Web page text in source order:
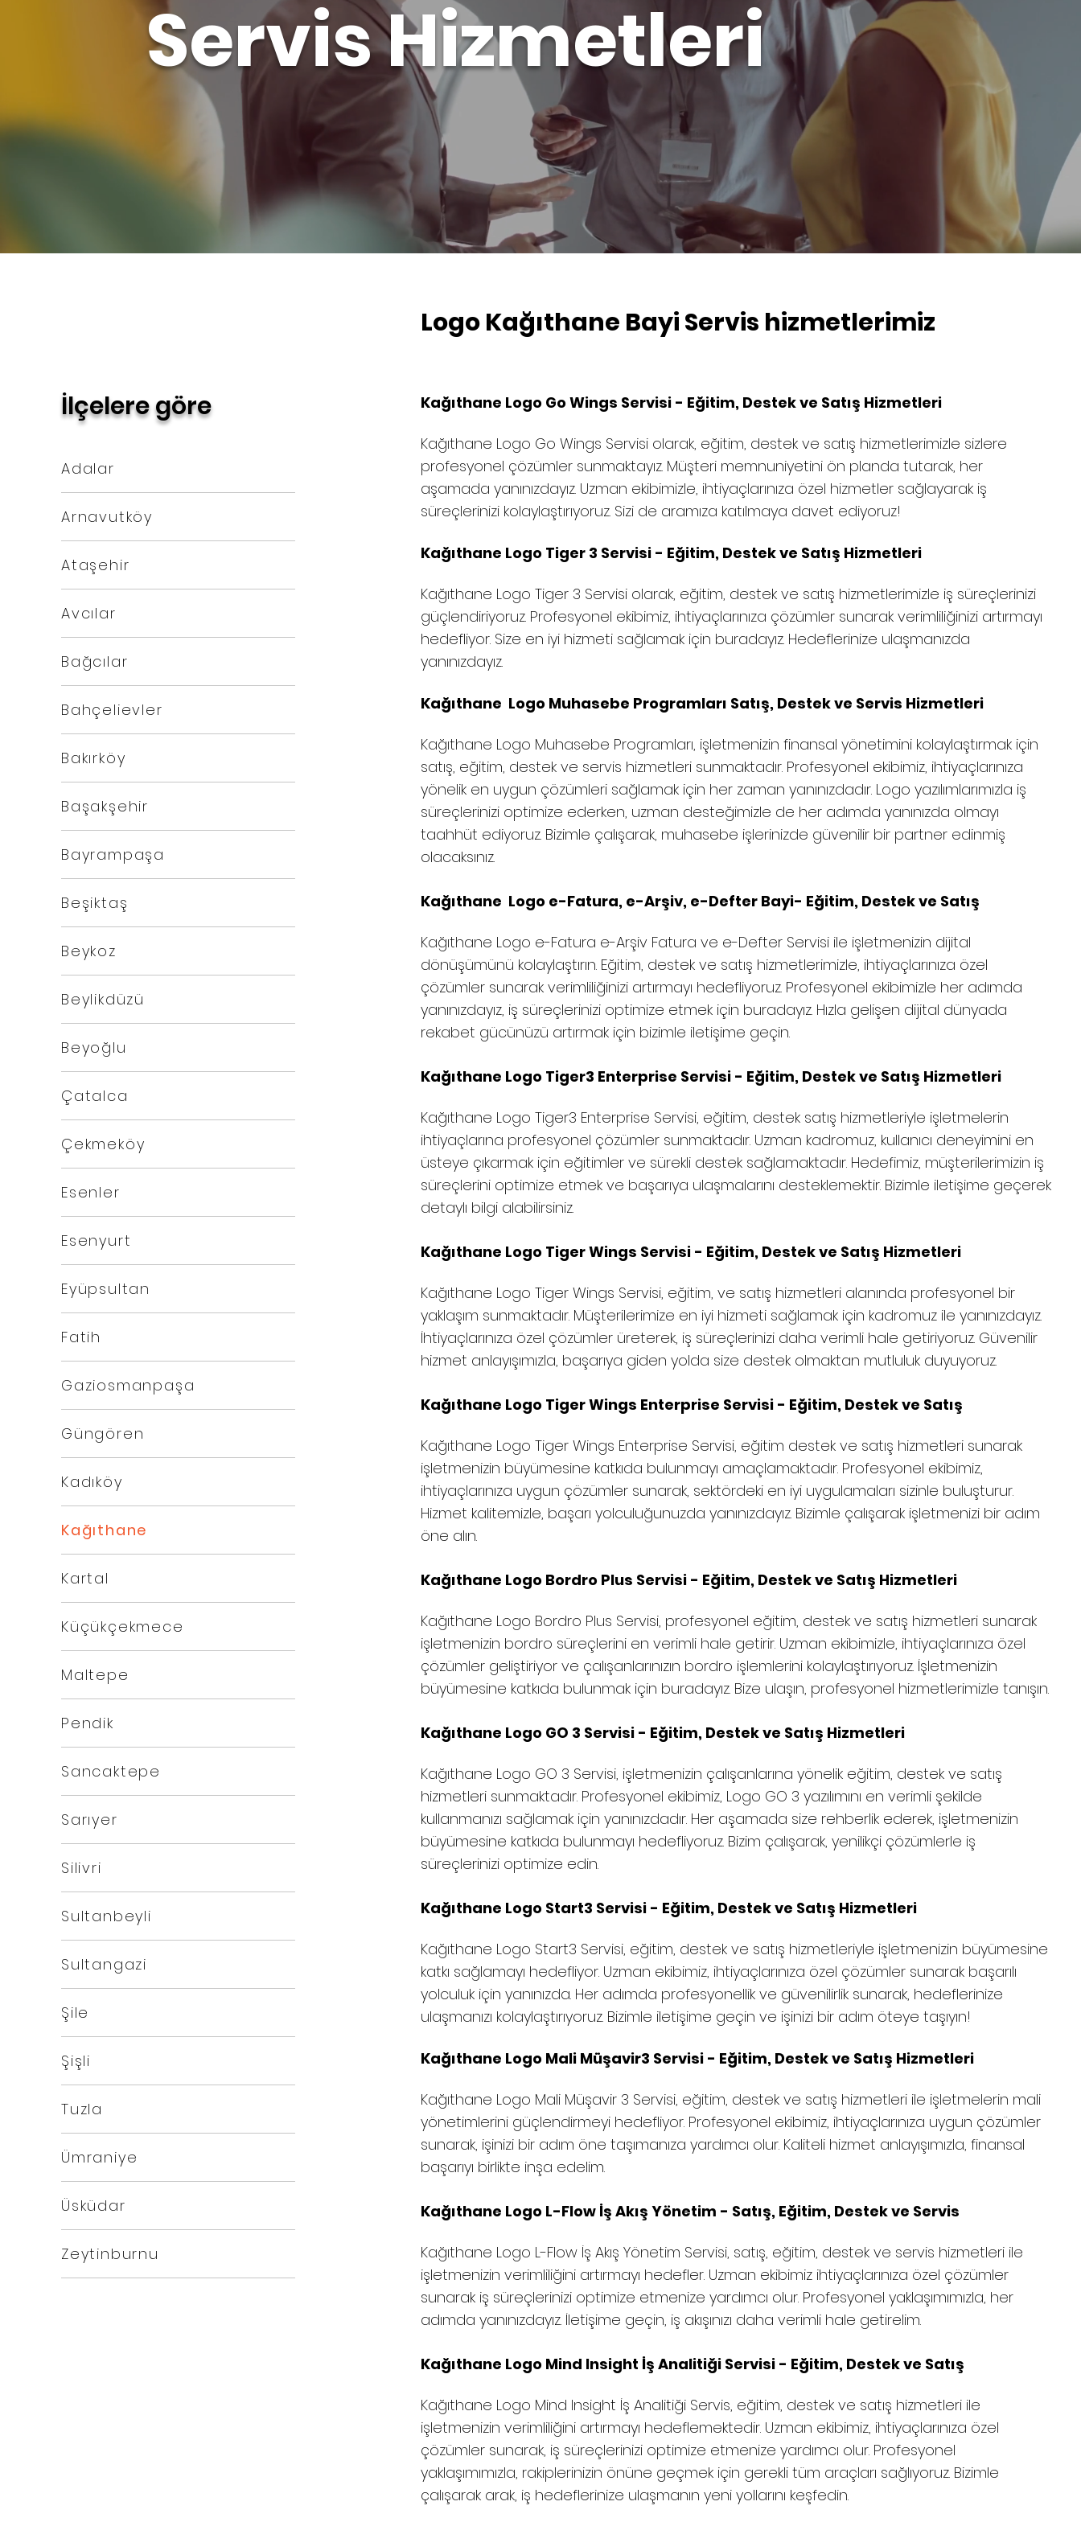
Servis Hizmetleri
Logo Kağıthane Bayi Servis hizmetlerimiz
İlçelere göre
Adalar
Arnavutköy
Ataşehir
Avcılar
Bağcılar
Bahçelievler
Bakırköy
Başakşehir
Bayrampaşa
Beşiktaş
Beykoz
Beylikdüzü
Beyoğlu
Çatalca
Çekmeköy
Esenler
Esenyurt
Eyüpsultan
Fatih
Gaziosmanpaşa
Güngören
Kadıköy
Kağıthane
Kartal
Küçükçekmece
Maltepe
Pendik
Sancaktepe
Sarıyer
Silivri
Sultanbeyli
Sultangazi
Şile
Şişli
Tuzla
Ümraniye
Üsküdar
Zeytinburnu
Kağıthane Logo Go Wings Servisi - Eğitim, Destek ve Satış Hizmetleri
Kağıthane Logo Go Wings Servisi olarak, eğitim, destek ve satış hizmetlerimizle sizlere
profesyonel çözümler sunmaktayız. Müşteri memnuniyetini ön planda tutarak, her
aşamada yanınızdayız. Uzman ekibimizle, ihtiyaçlarınıza özel hizmetler sağlayarak iş
süreçlerinizi kolaylaştırıyoruz. Sizi de aramıza katılmaya davet ediyoruz!
Kağıthane Logo Tiger 3 Servisi - Eğitim, Destek ve Satış Hizmetleri
Kağıthane Logo Tiger 3 Servisi olarak, eğitim, destek ve satış hizmetlerimizle iş süreçlerinizi
güçlendiriyoruz. Profesyonel ekibimiz, ihtiyaçlarınıza çözümler sunarak verimliliğinizi artırmayı
hedefliyor. Size en iyi hizmeti sağlamak için buradayız. Hedeflerinize ulaşmanızda
yanınızdayız.
Kağıthane Logo Muhasebe Programları Satış, Destek ve Servis Hizmetleri
Kağıthane Logo Muhasebe Programları, işletmenizin finansal yönetimini kolaylaştırmak için
satış, eğitim, destek ve servis hizmetleri sunmaktadır. Profesyonel ekibimiz, ihtiyaçlarınıza
yönelik en uygun çözümleri sağlamak için her zaman yanınızdadır. Logo yazılımlarımızla iş
süreçlerinizi optimize ederken, uzman desteğimizle de her adımda yanınızda olmayı
taahhüt ediyoruz. Bizimle çalışarak, muhasebe işlerinizde güvenilir bir partner edinmiş
olacaksınız.
Kağıthane Logo e-Fatura, e-Arşiv, e-Defter Bayi- Eğitim, Destek ve Satış
Kağıthane Logo e-Fatura e-Arşiv Fatura ve e-Defter Servisi ile işletmenizin dijital
dönüşümünü kolaylaştırın. Eğitim, destek ve satış hizmetlerimizle, ihtiyaçlarınıza özel
çözümler sunarak verimliliğinizi artırmayı hedefliyoruz. Profesyonel ekibimizle her adımda
yanınızdayız, iş süreçlerinizi optimize etmek için buradayız. Hızla gelişen dijital dünyada
rekabet gücünüzü artırmak için bizimle iletişime geçin.
Kağıthane Logo Tiger3 Enterprise Servisi - Eğitim, Destek ve Satış Hizmetleri
Kağıthane Logo Tiger3 Enterprise Servisi, eğitim, destek satış hizmetleriyle işletmelerin
ihtiyaçlarına profesyonel çözümler sunmaktadır. Uzman kadromuz, kullanıcı deneyimini en
üsteye çıkarmak için eğitimler ve sürekli destek sağlamaktadır. Hedefimiz, müşterilerimizin iş
süreçlerini optimize etmek ve başarıya ulaşmalarını desteklemektir. Bizimle iletişime geçerek
detaylı bilgi alabilirsiniz.
Kağıthane Logo Tiger Wings Servisi - Eğitim, Destek ve Satış Hizmetleri
Kağıthane Logo Tiger Wings Servisi, eğitim, ve satış hizmetleri alanında profesyonel bir
yaklaşım sunmaktadır. Müşterilerimize en iyi hizmeti sağlamak için kadromuz ile yanınızdayız.
İhtiyaçlarınıza özel çözümler üreterek, iş süreçlerinizi daha verimli hale getiriyoruz. Güvenilir
hizmet anlayışımızla, başarıya giden yolda size destek olmaktan mutluluk duyuyoruz.
Kağıthane Logo Tiger Wings Enterprise Servisi - Eğitim, Destek ve Satış
Kağıthane Logo Tiger Wings Enterprise Servisi, eğitim destek ve satış hizmetleri sunarak
işletmenizin büyümesine katkıda bulunmayı amaçlamaktadır. Profesyonel ekibimiz,
ihtiyaçlarınıza uygun çözümler sunarak, sektördeki en iyi uygulamaları sizinle buluşturur.
Hizmet kalitemizle, başarı yolculuğunuzda yanınızdayız. Bizimle çalışarak işletmenizi bir adım
öne alın.
Kağıthane Logo Bordro Plus Servisi - Eğitim, Destek ve Satış Hizmetleri
Kağıthane Logo Bordro Plus Servisi, profesyonel eğitim, destek ve satış hizmetleri sunarak
işletmenizin bordro süreçlerini en verimli hale getirir. Uzman ekibimizle, ihtiyaçlarınıza özel
çözümler geliştiriyor ve çalışanlarınızın bordro işlemlerini kolaylaştırıyoruz. İşletmenizin
büyümesine katkıda bulunmak için buradayız. Bize ulaşın, profesyonel hizmetlerimizle tanışın.
Kağıthane Logo GO 3 Servisi - Eğitim, Destek ve Satış Hizmetleri
Kağıthane Logo GO 3 Servisi, işletmenizin çalışanlarına yönelik eğitim, destek ve satış
hizmetleri sunmaktadır. Profesyonel ekibimiz, Logo GO 3 yazılımını en verimli şekilde
kullanmanızı sağlamak için yanınızdadır. Her aşamada size rehberlik ederek, işletmenizin
büyümesine katkıda bulunmayı hedefliyoruz. Bizim çalışarak, yenilikçi çözümlerle iş
süreçlerinizi optimize edin.
Kağıthane Logo Start3 Servisi - Eğitim, Destek ve Satış Hizmetleri
Kağıthane Logo Start3 Servisi, eğitim, destek ve satış hizmetleriyle işletmenizin büyümesine
katkı sağlamayı hedefliyor. Uzman ekibimiz, ihtiyaçlarınıza özel çözümler sunarak başarılı
yolculuk için yanınızda. Her adımda profesyonellik ve güvenilirlik sunarak, hedeflerinize
ulaşmanızı kolaylaştırıyoruz. Bizimle iletişime geçin ve işinizi bir adım öteye taşıyın!
Kağıthane Logo Mali Müşavir3 Servisi - Eğitim, Destek ve Satış Hizmetleri
Kağıthane Logo Mali Müşavir 3 Servisi, eğitim, destek ve satış hizmetleri ile işletmelerin mali
yönetimlerini güçlendirmeyi hedefliyor. Profesyonel ekibimiz, ihtiyaçlarınıza uygun çözümler
sunarak, işinizi bir adım öne taşımanıza yardımcı olur. Kaliteli hizmet anlayışımızla, finansal
başarıyı birlikte inşa edelim.
Kağıthane Logo L-Flow İş Akış Yönetim - Satış, Eğitim, Destek ve Servis
Kağıthane Logo L-Flow İş Akış Yönetim Servisi, satış, eğitim, destek ve servis hizmetleri ile
işletmenizin verimliliğini artırmayı hedefler. Uzman ekibimiz ihtiyaçlarınıza özel çözümler
sunarak iş süreçlerinizi optimize etmenize yardımcı olur. Profesyonel yaklaşımımızla, her
adımda yanınızdayız. İletişime geçin, iş akışınızı daha verimli hale getirelim.
Kağıthane Logo Mind Insight İş Analitiği Servisi - Eğitim, Destek ve Satış
Kağıthane Logo Mind Insight İş Analitiği Servis, eğitim, destek ve satış hizmetleri ile
işletmenizin verimliliğini artırmayı hedeflemektedir. Uzman ekibimiz, ihtiyaçlarınıza özel
çözümler sunarak, iş süreçlerinizi optimize etmenize yardımcı olur. Profesyonel
yaklaşımımızla, rakiplerinizin önüne geçmek için gerekli tüm araçları sağlıyoruz. Bizimle
çalışarak arak, iş hedeflerinize ulaşmanın yeni yollarını keşfedin.